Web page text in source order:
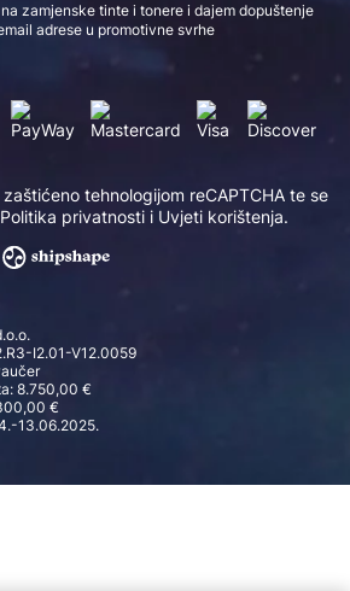
tehnologijom reCAPTCHA te se
Politika privatnosti i Uvjeti korištenja.
I2.01-V12.0059
8.750,00 €
€
13.06.2025.
zamjenske tinte i tonere i dajem dopuštenje
adrese u promotivne svrhe